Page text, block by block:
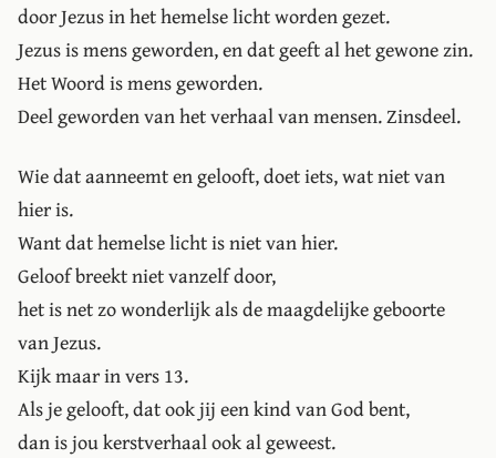
door Jezus in het hemelse licht worden gezet.
Jezus is mens geworden, en dat geeft al het gewone zin.
Het Woord is mens geworden.
Deel geworden van het verhaal van mensen. Zinsdeel.
Wie dat aanneemt en gelooft, doet iets, wat niet van
hier is.
Want dat hemelse licht is niet van hier.
Geloof breekt niet vanzelf door,
het is net zo wonderlijk als de maagdelijke geboorte
van Jezus.
Kijk maar in vers 13.
Als je gelooft, dat ook jij een kind van God bent,
dan is jou kerstverhaal ook al geweest.